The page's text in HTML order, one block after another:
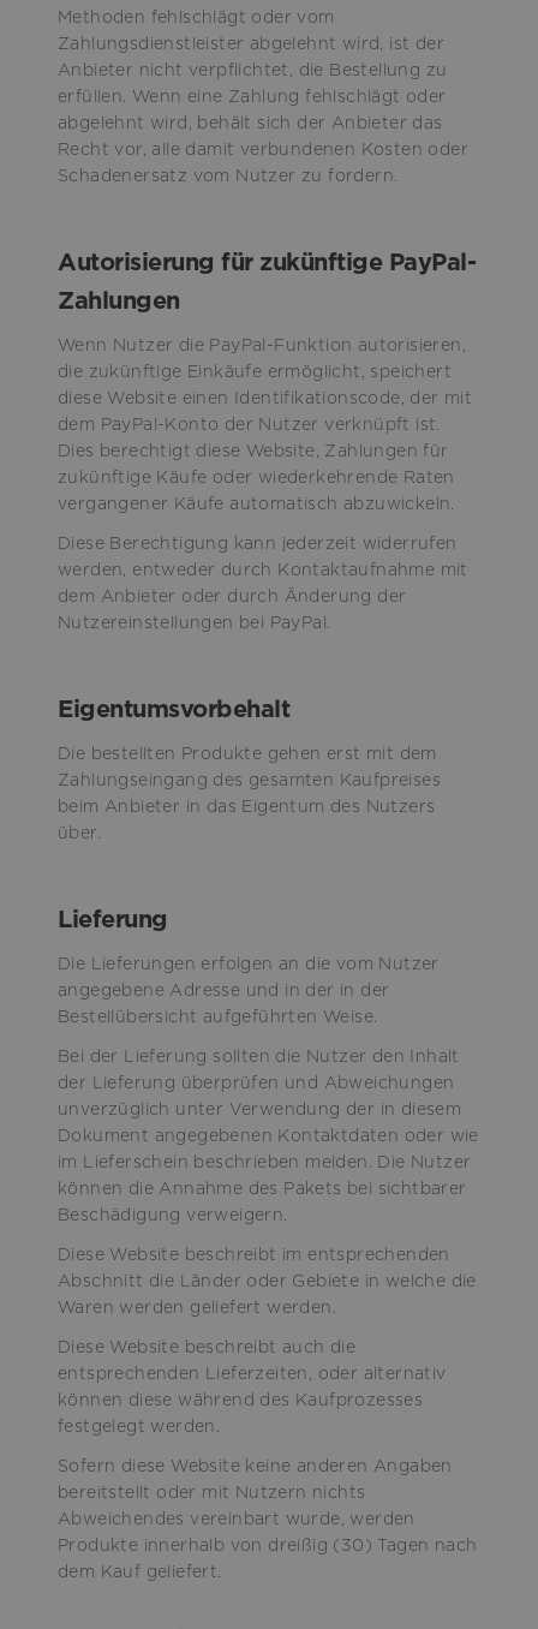
Methoden fehlschlägt oder vom
Zahlungsdienstleister abgelehnt wird, ist der
Anbieter nicht verpflichtet, die Bestellung zu
erfüllen. Wenn eine Zahlung fehlschlägt oder
abgelehnt wird, behält sich der Anbieter das
Recht vor, alle damit verbundenen Kosten oder
Schadenersatz vom Nutzer zu fordern.
Autorisierung für zukünftige PayPal-
Zahlungen
Wenn Nutzer die PayPal-Funktion autorisieren,
die zukünftige Einkäufe ermöglicht, speichert
diese Website einen Identifikationscode, der mit
dem PayPal-Konto der Nutzer verknüpft ist.
Dies berechtigt diese Website, Zahlungen für
zukünftige Käufe oder wiederkehrende Raten
vergangener Käufe automatisch abzuwickeln.
Diese Berechtigung kann jederzeit widerrufen
werden, entweder durch Kontaktaufnahme mit
dem Anbieter oder durch Änderung der
Nutzereinstellungen bei PayPal.
Eigentumsvorbehalt
Die bestellten Produkte gehen erst mit dem
Zahlungseingang des gesamten Kaufpreises
beim Anbieter in das Eigentum des Nutzers
über.
Lieferung
Die Lieferungen erfolgen an die vom Nutzer
angegebene Adresse und in der in der
Bestellübersicht aufgeführten Weise.
Bei der Lieferung sollten die Nutzer den Inhalt
der Lieferung überprüfen und Abweichungen
unverzüglich unter Verwendung der in diesem
Dokument angegebenen Kontaktdaten oder wie
im Lieferschein beschrieben melden. Die Nutzer
können die Annahme des Pakets bei sichtbarer
Beschädigung verweigern.
Diese Website beschreibt im entsprechenden
Abschnitt die Länder oder Gebiete in welche die
Waren werden geliefert werden.
Diese Website beschreibt auch die
entsprechenden Lieferzeiten, oder alternativ
können diese während des Kaufprozesses
festgelegt werden.
Sofern diese Website keine anderen Angaben
bereitstellt oder mit Nutzern nichts
Abweichendes vereinbart wurde, werden
Produkte innerhalb von dreißig (30) Tagen nach
dem Kauf geliefert.